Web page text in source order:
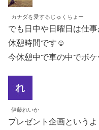
カナダを愛するじゅくちょー
でも日中や日曜日は仕
休憩時間です☺️
今休憩中で車の中でボ
伊藤れいか
プレゼント企画という